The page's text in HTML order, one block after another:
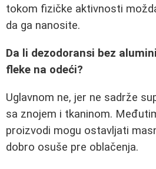
tokom fizičke aktivnosti
da ga nanosite.
Da li dezodoransi bez
fleke na odeći?
Uglavnom ne, jer ne sadrže
sa znojem i tkaninom.
proizvodi mogu ostavljati
dobro osuše pre oblačenja.